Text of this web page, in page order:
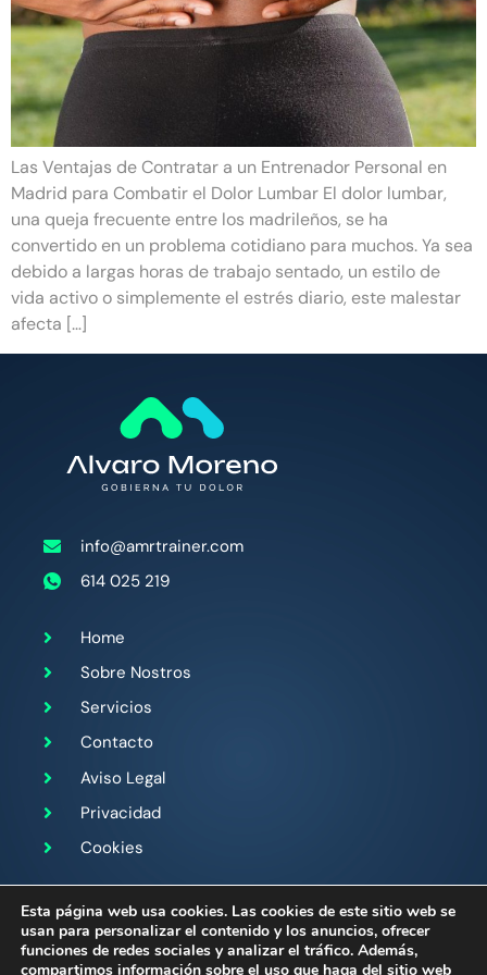
Las Ventajas de Contratar a un Entrenador Personal en
Madrid para Combatir el Dolor Lumbar El dolor lumbar,
una queja frecuente entre los madrileños, se ha
convertido en un problema cotidiano para muchos. Ya sea
debido a largas horas de trabajo sentado, un estilo de
vida activo o simplemente el estrés diario, este malestar
afecta […]
info@amrtrainer.com
614 025 219
Home
Sobre Nostros
Servicios
Contacto
Aviso Legal
Privacidad
Cookies
Sígueme en:
Esta página web usa cookies. Las cookies de este sitio web se
usan para personalizar el contenido y los anuncios, ofrecer
funciones de redes sociales y analizar el tráfico. Además,
compartimos información sobre el uso que haga del sitio web